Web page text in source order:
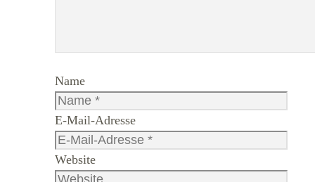
Name
E-Mail-Adresse
Website